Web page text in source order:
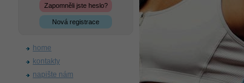
Zapomněli jste heslo?
Nová registrace
home
kontakty
napište nám